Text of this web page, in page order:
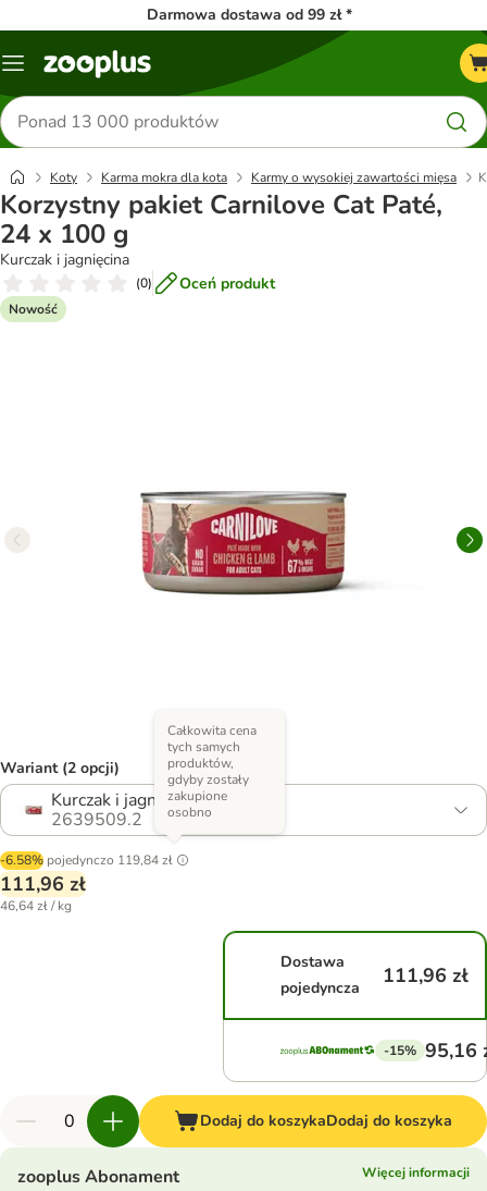
Darmowa dostawa od 99 zł *
Menu
Szukaj
produktów
Koty Karma mokra dla kota Karmy o wysokiej zawartości mięsa
Korzystny pakiet Carnilove Cat Paté,
24 x 100 g
Kurczak i jagnięcina
(0) Oceń produkt
Nowość
Wariant (2 opcji)
Kurczak i jagnięcina
2639509.2
-6.58% pojedynczo 119,84 zł
Całkowita cena
tych samych
produktów,
gdyby zostały
zakupione
osobno
111,96 zł
46,64 zł / kg
Dostawa
pojedyncza
111,96 zł
-15% 95,16
Dodaj do koszykaDodaj do koszyka
zooplus Abonament
Więcej informacji